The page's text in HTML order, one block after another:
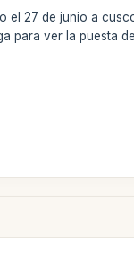
27 de junio a
para ver la puesta